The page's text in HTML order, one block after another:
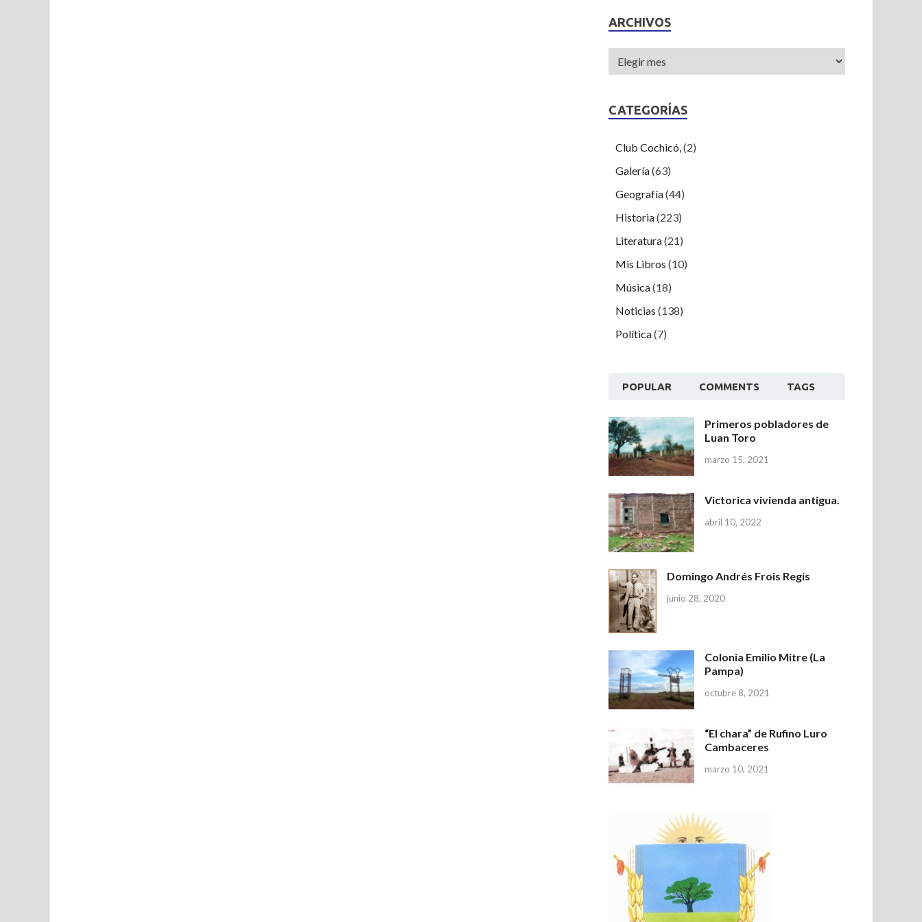
ARCHIVOS
CATEGORÍAS
Club Cochicó,(2)
Galería(63)
Geografía(44)
Historia(223)
Literatura(21)
Mis Libros (10)
Música(18)
Noticias (138)
Política(7)
POPULAR COMMENTS TAGS
Primeros pobladores de
Luan Toro
marzo 15, 2021
Victorica vivienda antigua.
abril 10, 2022
Domingo Andrés Frois Regis
junio 28, 2020
Colonia Emilio Mitre (La
Pampa)
octubre 8, 2021
“El chara” de Rufino Luro
Cambaceres
marzo 10, 2021